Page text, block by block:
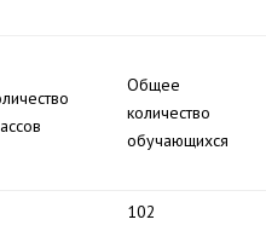
Общее
количество
обучающихся
102